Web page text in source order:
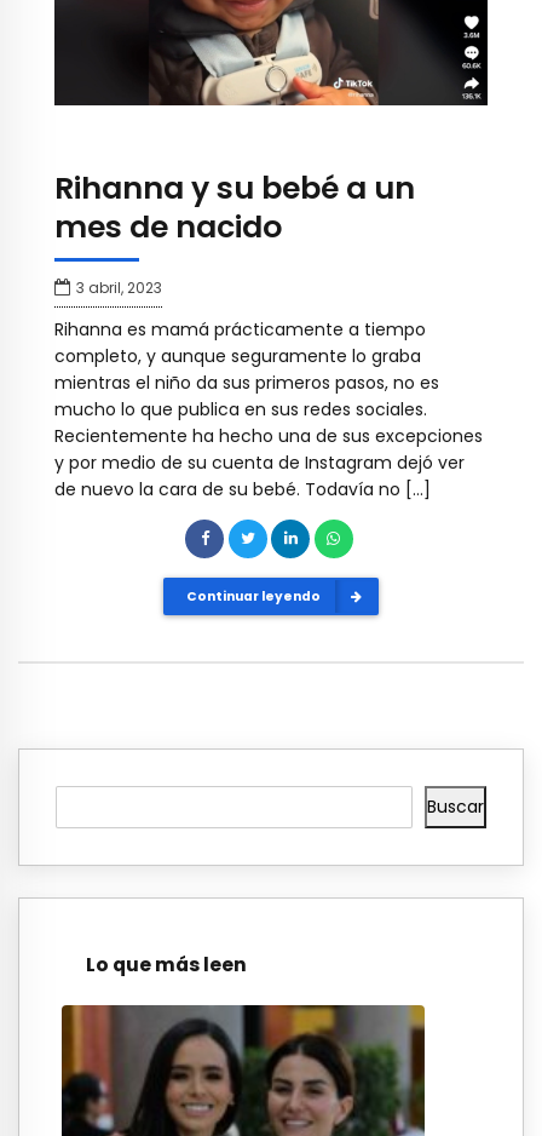
Rihanna y su bebé a un
mes de nacido
3 abril, 2023
Rihanna es mamá prácticamente a tiempo
completo, y aunque seguramente lo graba
mientras el niño da sus primeros pasos, no es
mucho lo que publica en sus redes sociales.
Recientemente ha hecho una de sus excepciones
y por medio de su cuenta de Instagram dejó ver
de nuevo la cara de su bebé. Todavía no […]
Continuar leyendo
Buscar
Lo que más leen